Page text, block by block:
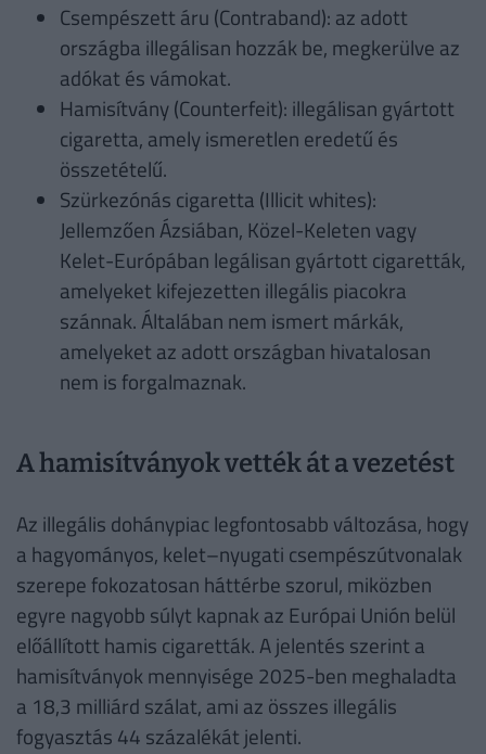
Csempészett áru (Contraband): az adott
országba illegálisan hozzák be, megkerülve az
adókat és vámokat.
Hamisítvány (Counterfeit): illegálisan gyártott
cigaretta, amely ismeretlen eredetű és
összetételű.
Szürkezónás cigaretta (Illicit whites):
Jellemzően Ázsiában, Közel-Keleten vagy
Kelet-Európában legálisan gyártott cigaretták,
amelyeket kifejezetten illegális piacokra
szánnak. Általában nem ismert márkák,
amelyeket az adott országban hivatalosan
nem is forgalmaznak.
A hamisítványok vették át a vezetést
Az illegális dohánypiac legfontosabb változása, hogy
a hagyományos, kelet–nyugati csempészútvonalak
szerepe fokozatosan háttérbe szorul, miközben
egyre nagyobb súlyt kapnak az Európai Unión belül
előállított hamis cigaretták. A jelentés szerint a
hamisítványok mennyisége 2025-ben meghaladta
a 18,3 milliárd szálat, ami az összes illegális
fogyasztás 44 százalékát jelenti.